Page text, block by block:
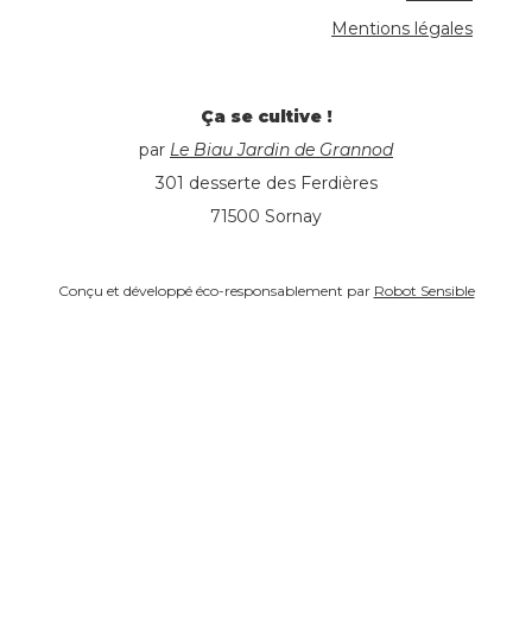
Ça se cultive !
par Le Biau Jardin de Grannod
301 desserte des Ferdières
71500 Sornay
Mentions légales
Conçu et développé éco-responsablement par Robot Sensible